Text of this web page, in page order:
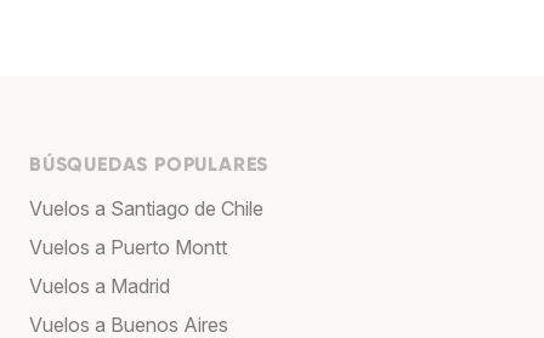
BÚSQUEDAS POPULARES
Vuelos a Santiago de Chile
Vuelos a Puerto Montt
Vuelos a Madrid
Vuelos a Buenos Aires